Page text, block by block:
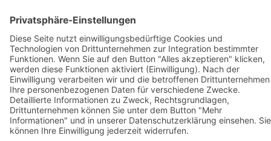
März 2018 (1)
Februar 2018(1)
Januar 2018(1)
BIOSWING Sitzsysteme
BIOSWING Therapiesysteme
BIOSWING Trainingssysteme
Kontakt
Impressum
AGB
Datenschutz
Français